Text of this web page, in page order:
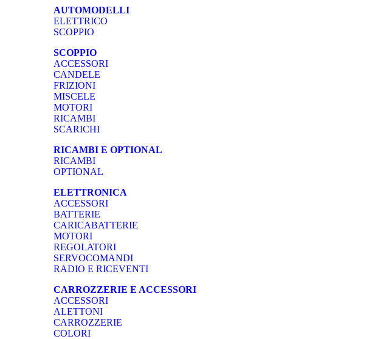
AUTOMODELLI
ELETTRICO
SCOPPIO
SCOPPIO
ACCESSORI
CANDELE
FRIZIONI
MISCELE
MOTORI
RICAMBI
SCARICHI
RICAMBI E OPTIONAL
RICAMBI
OPTIONAL
ELETTRONICA
ACCESSORI
BATTERIE
CARICABATTERIE
MOTORI
REGOLATORI
SERVOCOMANDI
RADIO E RICEVENTI
CARROZZERIE E ACCESSORI
ACCESSORI
ALETTONI
CARROZZERIE
COLORI